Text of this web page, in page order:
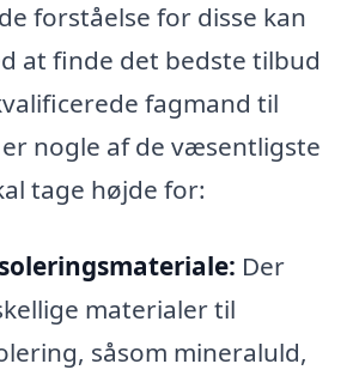
forståelse for disse kan
at finde det bedste tilbud
fagmand til
nogle af de væsentligste
tage højde for:
Der
materialer til
såsom mineraluld,